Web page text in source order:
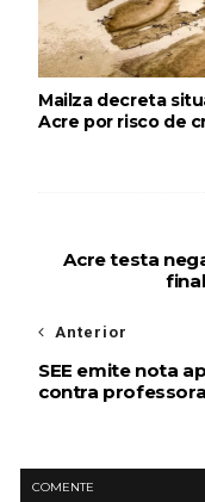
Mailza decreta
Acre por risco de
Acre testa
Anterior
SEE emite nota
contra
COMENTE